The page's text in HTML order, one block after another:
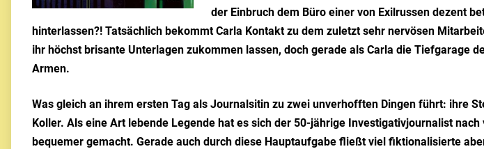
der Einbruch dem Büro einer von Exilrussen dezent
hinterlassen?! Tatsächlich bekommt Carla Kontakt zu dem zuletzt sehr nervösen
ihr höchst brisante Unterlagen zukommen lassen, doch gerade als Carla die Tiefgarage
Armen.
Was gleich an ihrem ersten Tag als Journalsitin zu zwei unverhofften Dingen führt: ihre
Koller. Als eine Art lebende Legende hat es sich der 50-jährige Investigativjournalist
bequemer gemacht. Gerade auch durch diese Hauptaufgabe fließt viel fiktionalisierte